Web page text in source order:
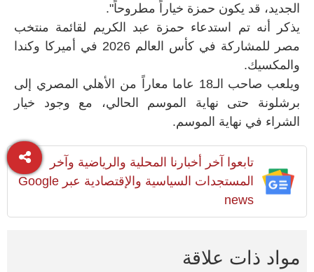
الجديد، قد يكون حمزة خياراً مطروحاً".
يذكر أنه تم استدعاء حمزة عبد الكريم لقائمة منتخب
مصر للمشاركة في كأس العالم 2026 في أميركا وكندا
والمكسيك.
ويلعب صاحب الـ18 عاما معاراً من الأهلي المصري إلى
برشلونة حتى نهاية الموسم الحالي، مع وجود خيار
الشراء في نهاية الموسم.
تابعوا آخر أخبارنا المحلية والرياضية وآخر
المستجدات السياسية والإقتصادية عبر Google
news
مواد ذات علاقة